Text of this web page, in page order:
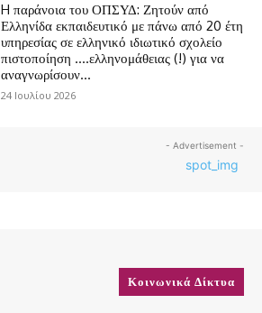
H παράνοια του ΟΠΣΥΔ: Ζητούν από
Ελληνίδα εκπαιδευτικό με πάνω από 20 έτη
υπηρεσίας σε ελληνικό ιδιωτικό σχολείο
πιστοποίηση ….ελληνομάθειας (!) για να
αναγνωρίσουν...
24 Ιουλίου 2026
- Advertisement -
Κοινωνικά Δίκτυα